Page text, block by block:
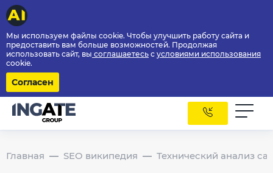
Мы используем файлы cookie. Чтобы улучшить работу сайта и
предоставить вам больше возможностей. Продолжая
использовать сайт, вы соглашаетесь с условиями использования
cookie.
Согласен
Главная SEO википедия Технический анализ